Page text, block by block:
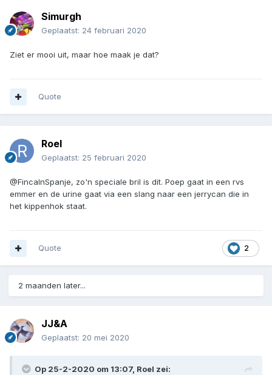
Simurgh
Geplaatst: 24 februari 2020
Ziet er mooi uit, maar hoe maak je dat?
Quote
Roel
Geplaatst: 25 februari 2020
@FincaInSpanje, zo'n speciale bril is dit. Poep gaat in een rvs
emmer en de urine gaat via een slang naar een jerrycan die in
het kippenhok staat.
2
Quote
2 maanden later...
JJ&A
Geplaatst: 20 mei 2020
Op 25-2-2020 om 13:07, Roel zei: